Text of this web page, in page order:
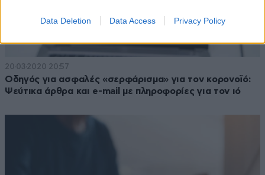
Data Deletion Data Access Privacy Policy
20·03·2020 20:57
Οδηγός για ασφαλές «σερφάρισμα» για τον κορονοϊό:
Ψεύτικα άρθρα και e-mail με πληροφορίες για τον ιό